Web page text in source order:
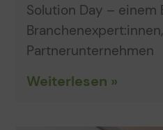
Solution Day – einem
Branchenexpert:innen,
Partnerunternehmen
Weiterlesen »